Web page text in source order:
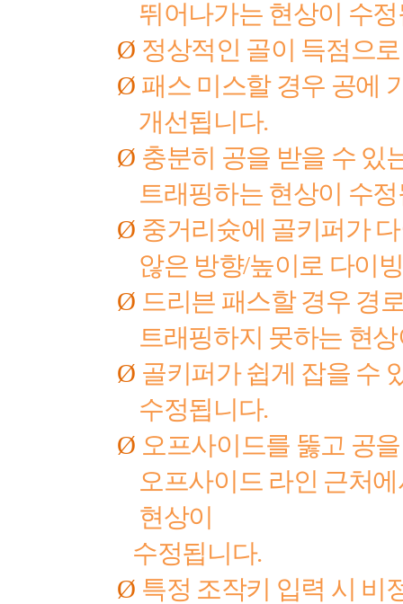
뛰어나가는 현상이 수
Ø 정상적인 골이 득점으
Ø 패스 미스할 경우 공에
개선됩니다.
Ø 충분히 공을 받을 수 있
트래핑하는 현상이 수
Ø 중거리슛에 골키퍼가
않은 방향/높이로 다이
Ø 드리븐 패스할 경우 경
트래핑하지 못하는 현
Ø 골키퍼가 쉽게 잡을 수
수정됩니다.
Ø 오프사이드를 뚫고 공
오프사이드 라인 근처
현상이
수정됩니다.
Ø 특정 조작키 입력 시 비